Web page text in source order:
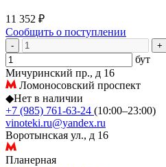
11 352 ₽
Сообщить о поступлении
- +
бут
Мичуринский пр., д 16
Ломоносовский проспект
◆Нет в наличии
+7 (985) 761-63-24 (10:00–23:00)
vinoteki.ru@yandex.ru
Воротынская ул., д 16
Планерная